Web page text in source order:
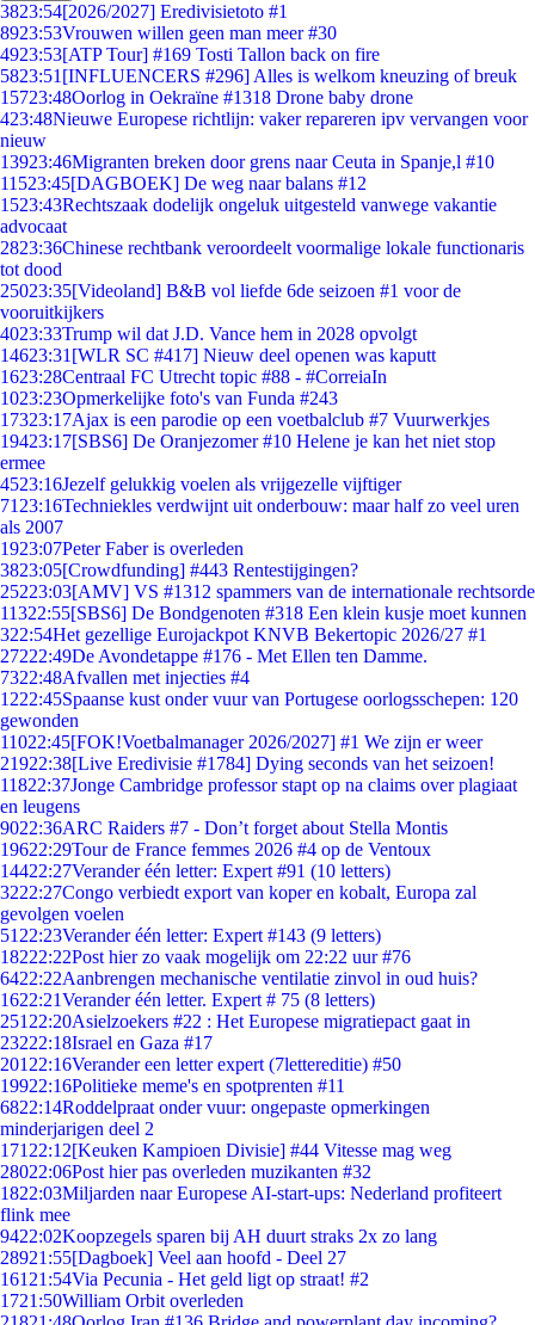
3823:54[2026/2027] Eredivisietoto #1
8923:53Vrouwen willen geen man meer #30
4923:53[ATP Tour] #169 Tosti Tallon back on fire
5823:51 [INFLUENCERS #296] Alles is welkom kneuzing of breuk
15723:48Oorlog in Oekraïne #1318 Drone baby drone
423:48Nieuwe Europese richtlijn: vaker repareren ipv vervangen voor
nieuw
13923:46Migranten breken door grens naar Ceuta in Spanje,l #10
11523:45[DAGBOEK] De weg naar balans #12
1523:43Rechtszaak dodelijk ongeluk uitgesteld vanwege vakantie
advocaat
2823:36Chinese rechtbank veroordeelt voormalige lokale functionaris
tot dood
25023:35[Videoland] B&B vol liefde 6de seizoen #1 voor de
vooruitkijkers
4023:33Trump wil dat J.D. Vance hem in 2028 opvolgt
14623:31 [WLR SC #417] Nieuw deel openen was kaputt
1623:28Centraal FC Utrecht topic #88 - #CorreiaIn
1023:23Opmerkelijke foto's van Funda #243
17323:17Ajax is een parodie op een voetbalclub #7 Vuurwerkjes
19423:17[SBS6] De Oranjezomer #10 Helene je kan het niet stop
ermee
4523:16Jezelf gelukkig voelen als vrijgezelle vijftiger
71 23:16Techniekles verdwijnt uit onderbouw: maar half zo veel uren
als 2007
1923:07Peter Faber is overleden
3823:05[Crowdfunding] #443 Rentestijgingen?
25223:03[AMV] VS #1312 spammers van de internationale rechtsorde
11322:55[SBS6] De Bondgenoten #318 Een klein kusje moet kunnen
322:54Het gezellige Eurojackpot KNVB Bekertopic 2026/27 #1
27222:49De Avondetappe #176 - Met Ellen ten Damme.
7322:48Afvallen met injecties #4
1222:45Spaanse kust onder vuur van Portugese oorlogsschepen: 120
gewonden
11022:45[FOK!Voetbalmanager 2026/2027] #1 We zijn er weer
21922:38[Live Eredivisie #1784] Dying seconds van het seizoen!
11822:37Jonge Cambridge professor stapt op na claims over plagiaat
en leugens
9022:36ARC Raiders #7 - Don’t forget about Stella Montis
19622:29Tour de France femmes 2026 #4 op de Ventoux
14422:27Verander één letter: Expert #91 (10 letters)
3222:27Congo verbiedt export van koper en kobalt, Europa zal
gevolgen voelen
51 22:23Verander één letter: Expert #143 (9 letters)
18222:22Post hier zo vaak mogelijk om 22:22 uur #76
6422:22Aanbrengen mechanische ventilatie zinvol in oud huis?
1622:21Verander één letter. Expert # 75 (8 letters)
251 22:20Asielzoekers #22 : Het Europese migratiepact gaat in
23222:18Israel en Gaza #17
201 22:16Verander een letter expert (7lettereditie) #50
19922:16Politieke meme's en spotprenten #11
6822:14Roddelpraat onder vuur: ongepaste opmerkingen
minderjarigen deel 2
171 22:12[Keuken Kampioen Divisie] #44 Vitesse mag weg
28022:06Post hier pas overleden muzikanten #32
1822:03Miljarden naar Europese AI-start-ups: Nederland profiteert
flink mee
9422:02Koopzegels sparen bij AH duurt straks 2x zo lang
28921:55[Dagboek] Veel aan hoofd - Deel 27
161 21:54Via Pecunia - Het geld ligt op straat! #2
1721:50William Orbit overleden